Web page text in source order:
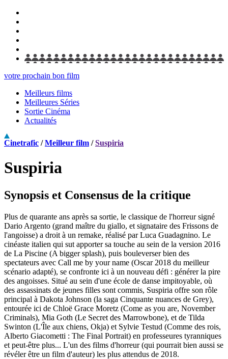
votre prochain bon film
Meilleurs films
Meilleures Séries
Sortie Cinéma
Actualités
Cinetrafic /Meilleur film /Suspiria
Suspiria
Synopsis et Consensus de la critique
Plus de quarante ans après sa sortie, le classique de l'horreur signé
Dario Argento (grand maître du giallo, et signataire des Frissons de
l'angoisse) a droit à un remake, réalisé par Luca Guadagnino. Le
cinéaste italien qui sut apporter sa touche au sein de la version 2016
de La Piscine (A bigger splash), puis bouleverser bien des
spectateurs avec Call me by your name (Oscar 2018 du meilleur
scénario adapté), se confronte ici à un nouveau défi : générer la pire
des angoisses. Situé au sein d'une école de danse impitoyable, où
des assassinats de jeunes filles sont commis, Suspiria offre son rôle
principal à Dakota Johnson (la saga Cinquante nuances de Grey),
entourée ici de Chloë Grace Moretz (Come as you are, November
Criminals), Mia Goth (Le Secret des Marrowbone), et de Tilda
Swinton (L'Île aux chiens, Okja) et Sylvie Testud (Comme des rois,
Alberto Giacometti : The Final Portrait) en professeures tyranniques
et peut-être plus... L'un des films d'horreur (qui pourrait bien aussi se
révéler être un film d'auteur) les plus attendus de 2018.